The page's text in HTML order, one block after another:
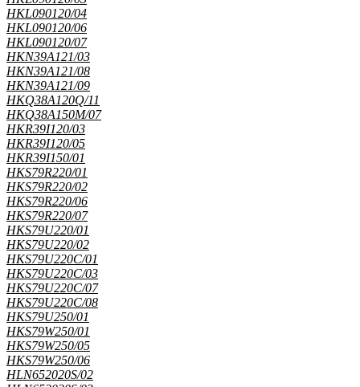
HKL090120/04
HKL090120/06
HKL090120/07
HKN39A121/03
HKN39A121/08
HKN39A121/09
HKQ38A120Q/11
HKQ38A150M/07
HKR39I120/03
HKR39I120/05
HKR39I150/01
HKS79R220/01
HKS79R220/02
HKS79R220/06
HKS79R220/07
HKS79U220/01
HKS79U220/02
HKS79U220C/01
HKS79U220C/03
HKS79U220C/07
HKS79U220C/08
HKS79U250/01
HKS79W250/01
HKS79W250/05
HKS79W250/06
HLN652020S/02